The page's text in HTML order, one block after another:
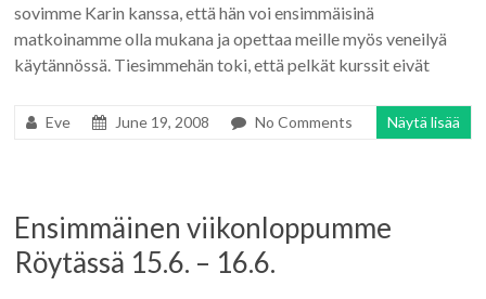
sovimme Karin kanssa, että hän voi ensimmäisinä
matkoinamme olla mukana ja opettaa meille myös veneilyä
käytännössä. Tiesimmehän toki, että pelkät kurssit eivät
Eve June 19, 2008 No Comments Näytä lisää
Ensimmäinen viikonloppumme
Röytässä 15.6. – 16.6.